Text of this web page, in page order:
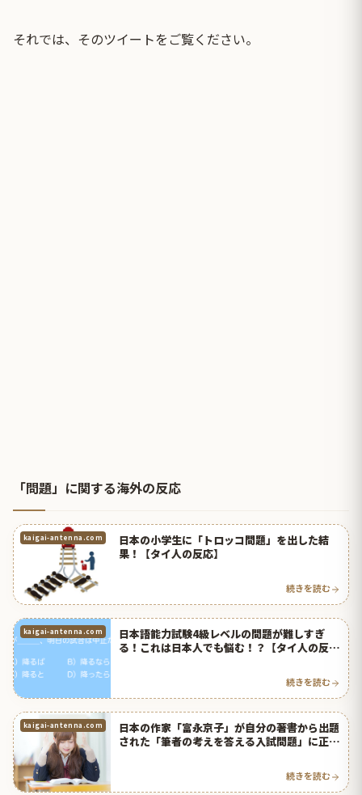
それでは、そのツイートをご覧ください。
「問題」に関する海外の反応
kaigai-antenna.com
日本の小学生に「トロッコ問題」を出した結
果！【タイ人の反応】
続きを読む
kaigai-antenna.com
日本語能力試験4級レベルの問題が難しすぎ
る！これは日本人でも悩む！？【タイ人の反
続きを読む
kaigai-antenna.com
日本の作家「富永京子」が自分の著書から出題
された「筆者の考えを答える入試問題」に正解
続きを読む